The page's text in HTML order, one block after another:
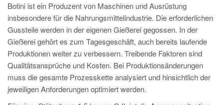
ES
MAGMA Türkei
EN
TR
MAGMA China
EN
Botini ist ein Produzent von Maschinen und Ausrüstung
insbesondere für die Nahrungsmittelindustrie. Die erforderlichen
Gussteile werden in der eigenen Gießerei gegossen. In der
Gießerei gehört es zum Tagesgeschäft, auch bereits laufende
Produktionen weiter zu verbessern. Treibende Faktoren sind
Qualitätsansprüche und Kosten. Bei Produktionsänderungen
muss die gesamte Prozesskette analysiert und hinsichtlich der
jeweiligen Anforderungen optimiert werden.